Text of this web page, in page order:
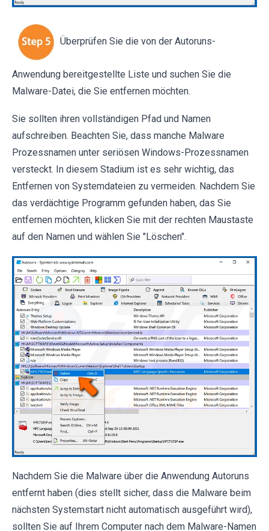
Überprüfen Sie die von der Autoruns-
Anwendung bereitgestellte Liste und suchen Sie die
Malware-Datei, die Sie entfernen möchten.
Sie sollten ihren vollständigen Pfad und Namen
aufschreiben. Beachten Sie, dass manche Malware
Prozessnamen unter seriösen Windows-Prozessnamen
versteckt. In diesem Stadium ist es sehr wichtig, das
Entfernen von Systemdateien zu vermeiden. Nachdem Sie
das verdächtige Programm gefunden haben, das Sie
entfernen möchten, klicken Sie mit der rechten Maustaste
auf den Namen und wählen Sie "Löschen".
Nachdem Sie die Malware über die Anwendung Autoruns
entfernt haben (dies stellt sicher, dass die Malware beim
nächsten Systemstart nicht automatisch ausgeführt wird),
sollten Sie auf Ihrem Computer nach dem Malware-Namen